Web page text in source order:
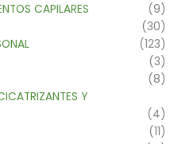
CAPILARES
(9)
(30)
(123)
(3)
(8)
Y
(4)
(11)